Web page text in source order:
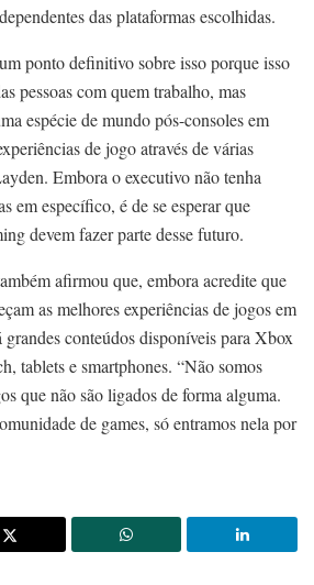
das plataformas escolhidas.
ponto definitivo sobre isso porque isso
pessoas com quem trabalho, mas
espécie de mundo pós-consoles em
de jogo através de várias
Embora o executivo não tenha
em específico, é de se esperar que
devem fazer parte desse futuro.
afirmou que, embora acredite que
as melhores experiências de jogos em
conteúdos disponíveis para Xbox
tablets e smartphones. “Não somos
que não são ligados de forma alguma.
de games, só entramos nela por